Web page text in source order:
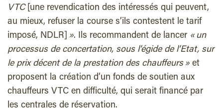
VTC[une revendication des intéressés qui peuvent,
au mieux, refuser la course s’ils contestent le tarif
imposé, NDLR] ». Ils recommandent de lancer « un
processus de concertation, sous l’égide de l’Etat, sur
le prix décent de la prestation des chauffeurs » et
proposent la création d’un fonds de soutien aux
chauffeurs VTC en difficulté, qui serait financé par
les centrales de réservation.